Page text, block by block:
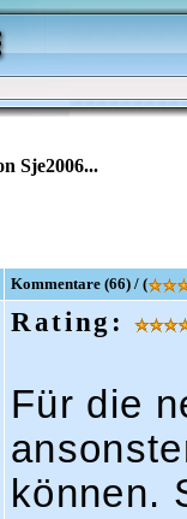
Sje2006...
Kommentare (66) / (
Rating:
Für die
können.